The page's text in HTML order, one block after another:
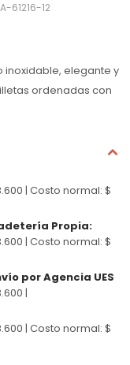
61216-12
inoxidable, elegante y
ordenadas con
| Costo normal: $
Propia:
| Costo normal: $
por Agencia UES
|
| Costo normal: $